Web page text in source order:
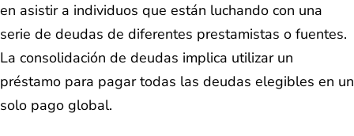
en asistir a individuos que están luchando con una
serie de deudas de diferentes prestamistas o fuentes.
La consolidación de deudas implica utilizar un
préstamo para pagar todas las deudas elegibles en un
solo pago global.